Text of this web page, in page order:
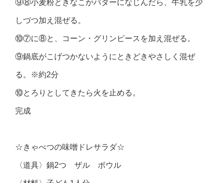
⑨⑧小麦粉ときなこがバターになじんだら、牛乳を少
しづつ加え混ぜる。
⑩⑦に⑧と、コーン・グリンピースを加え混ぜる。
⑨鍋底がこげつかないようにときどきやさしく混ぜ
る。※約2分
⑩とろりとしてきたら火を止める。
完成
☆きゃべつの味噌ドレサラダ☆
〈道具〉鍋2つ ザル ボウル